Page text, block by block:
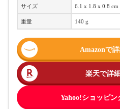
サイズ ‎6.1 x 1.8 x 0.8 cm
重量 140 g
Amazonで
楽天で詳
Yahoo!ショッピン